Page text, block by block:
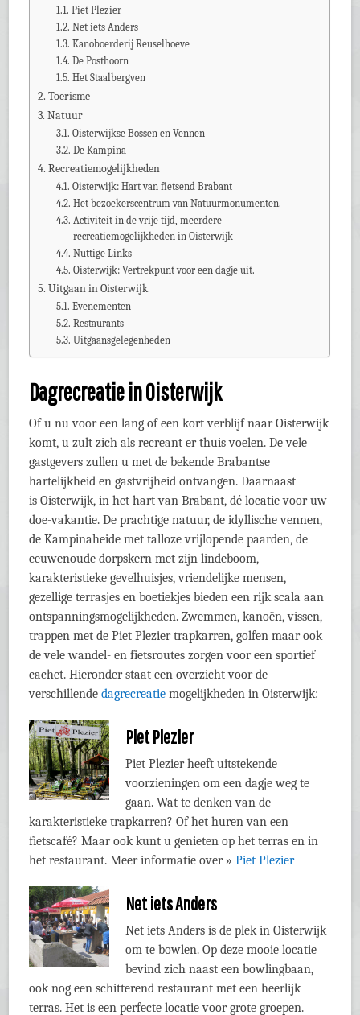
Piet Plezier
Net iets Anders
Kanoboerderij Reuselhoeve
De Posthoorn
Het Staalbergven
Toerisme
Natuur
Oisterwijkse Bossen en Vennen
De Kampina
Recreatiemogelijkheden
Oisterwijk: Hart van fietsend Brabant
Het bezoekerscentrum van Natuurmonumenten.
Activiteit in de vrije tijd, meerdere
recreatiemogelijkheden in Oisterwijk
Nuttige Links
Oisterwijk: Vertrekpunt voor een dagje uit.
Uitgaan in Oisterwijk
Evenementen
Restaurants
Uitgaansgelegenheden
Dagrecreatie in Oisterwijk
Of u nu voor een lang of een kort verblijf naar Oisterwijk
komt, u zult zich als recreant er thuis voelen. De vele
gastgevers zullen u met de bekende Brabantse
hartelijkheid en gastvrijheid ontvangen. Daarnaast
is Oisterwijk, in het hart van Brabant, dé locatie voor uw
doe-vakantie. De prachtige natuur, de idyllische vennen,
de Kampinaheide met talloze vrijlopende paarden, de
eeuwenoude dorpskern met zijn lindeboom,
karakteristieke gevelhuisjes, vriendelijke mensen,
gezellige terrasjes en boetiekjes bieden een rijk scala aan
ontspanningsmogelijkheden. Zwemmen, kanoën, vissen,
trappen met de Piet Plezier trapkarren, golfen maar ook
de vele wandel- en fietsroutes zorgen voor een sportief
cachet. Hieronder staat een overzicht voor de
verschillendedagrecreatiemogelijkheden in Oisterwijk:
Piet Plezier
Piet Plezier heeft uitstekende
voorzieningen om een dagje weg te
gaan. Wat te denken van de
karakteristieke trapkarren? Of het huren van een
fietscafé? Maar ook kunt u genieten op het terras en in
het restaurant. Meer informatie over »Piet Plezier
Net iets Anders
Net iets Anders is de plek in Oisterwijk
om te bowlen. Op deze mooie locatie
bevind zich naast een bowlingbaan,
ook nog een schitterend restaurant met een heerlijk
terras. Het is een perfecte locatie voor grote groepen.